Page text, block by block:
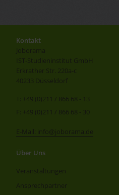
Kontakt
Joborama
IST-Studieninstitut GmbH
Erkrather Str. 220a-c
40233 Düsseldorf
T: +49 (0)211 / 866 68 - 13
F: +49 (0)211 / 866 68 - 30
E-Mail: info@joborama.de
Über Uns
Veranstaltungen
Ansprechpartner